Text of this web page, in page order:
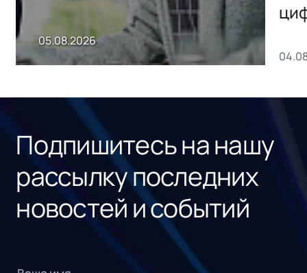
05.08.2026
Подпишитесь на нашу
рассылку последних
новостей и событий